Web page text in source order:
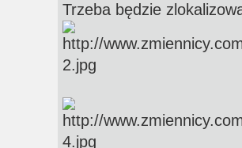
Trzeba będzie